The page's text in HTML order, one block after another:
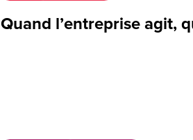
Quand l’entreprise agit,